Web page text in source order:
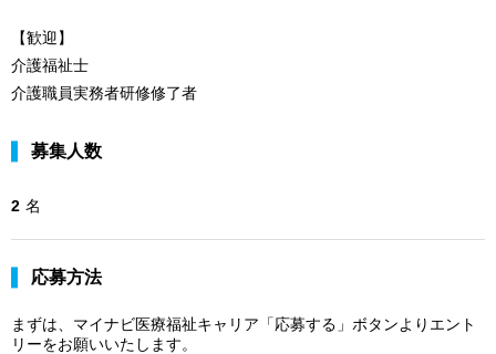
【歓迎】
介護福祉士
介護職員実務者研修修了者
募集人数
2 名
応募方法
まずは、マイナビ医療福祉キャリア「応募する」ボタンよりエント
リーをお願いいたします。